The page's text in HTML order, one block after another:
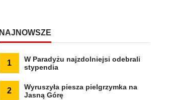
NAJNOWSZE
1
W Paradyżu najzdolniejsi odebrali
stypendia
2
Wyruszyła piesza pielgrzymka na
Jasną Górę